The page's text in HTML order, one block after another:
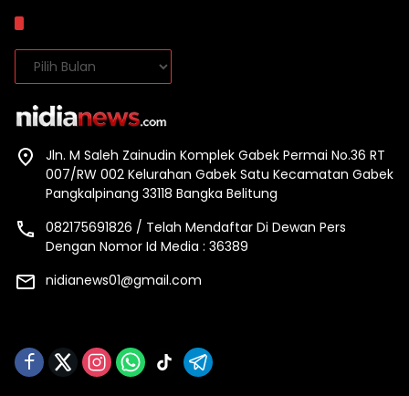
Arsip
Jln. M Saleh Zainudin Komplek Gabek Permai No.36 RT
007/RW 002 Kelurahan Gabek Satu Kecamatan Gabek
Pangkalpinang 33118 Bangka Belitung
082175691826 / Telah Mendaftar Di Dewan Pers
Dengan Nomor Id Media : 36389
nidianews01@gmail.com